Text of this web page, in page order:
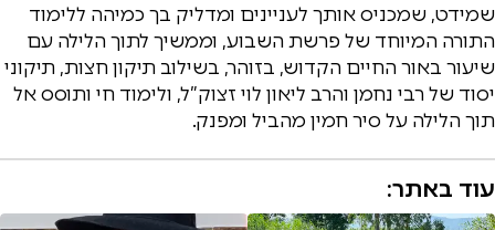
שמידט, שמכניס אותך לעניינים ומדליק בך כמיהה ללימוד
התורה המיוחד של פרשת השבוע, וממשיך לתוך הלילה עם
שיעור באור החיים הקדוש, בזוהר, בשילוב תיקון חצות, תיקוני
יסוד של רבי נחמן והרב ליאון לוי זצוק”ל, ולימוד חי ותוסס אל
תוך הלילה על סיר חמין מהביל ומפנק.
עוד באתר: